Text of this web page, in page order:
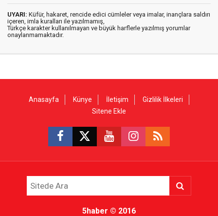
UYARI: Küfür, hakaret, rencide edici cümleler veya imalar, inançlara saldırı
içeren, imla kuralları ile yazılmamış,
Türkçe karakter kullanılmayan ve büyük harflerle yazılmış yorumlar
onaylanmamaktadır.
Anasayfa Künye İletişim
Gizlilik İlkeleri
Sitene Ekle
5haber © 2016